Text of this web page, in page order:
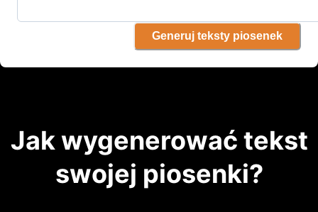
Generuj teksty piosenek
Jak wygenerować tekst
swojej piosenki?